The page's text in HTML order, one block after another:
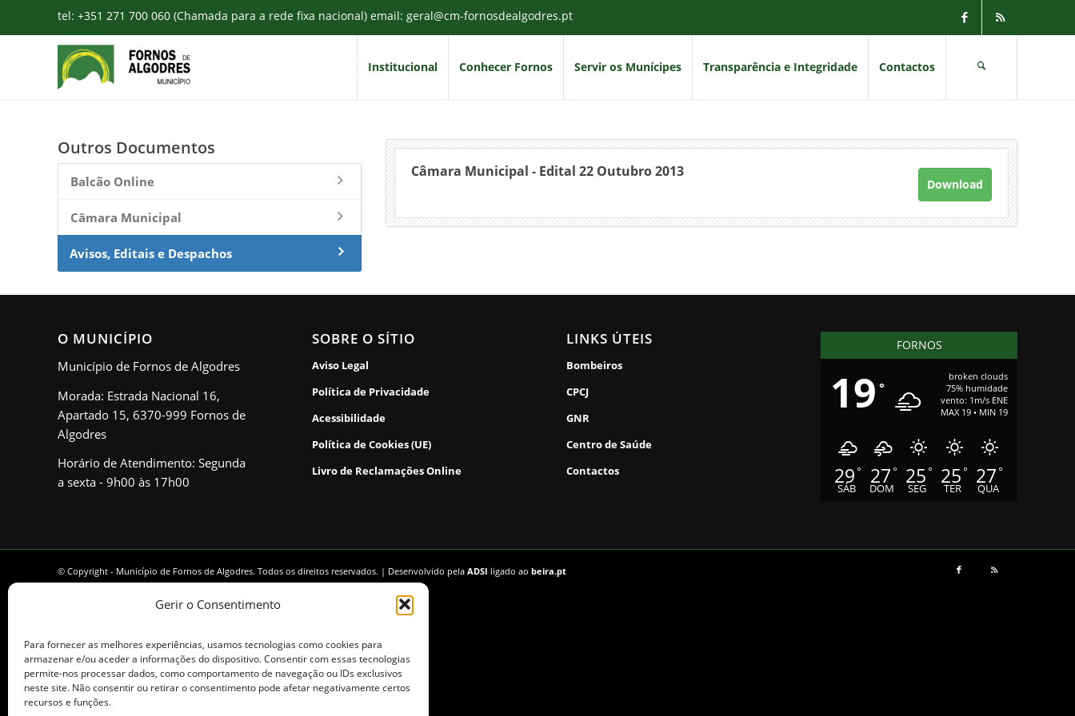
Gerir o Consentimento
Para fornecer as melhores experiências, usamos tecnologias como cookies para
armazenar e/ou aceder a informações do dispositivo. Consentir com essas tecnologias
permite-nos processar dados, como comportamento de navegação ou IDs exclusivos
neste site. Não consentir ou retirar o consentimento pode afetar negativamente certos
recursos e funções.
tel: +351 271 700 060 (Chamada para a rede fixa nacional) email: geral@cm-fornosdealgodres.pt
Institucional Conhecer Fornos Servir os Munícipes Transparência e Integridade Contactos
Outros Documentos
Balcão Online
Câmara Municipal
Avisos, Editais e Despachos
Câmara Municipal - Edital 22 Outubro 2013
Download
O MUNICÍPIO
Município de Fornos de Algodres
Morada: Estrada Nacional 16,
Apartado 15, 6370-999 Fornos de
Algodres
Horário de Atendimento: Segunda
a sexta - 9h00 às 17h00
SOBRE O SÍTIO
Aviso Legal
Política de Privacidade
Acessibilidade
Política de Cookies (UE)
Livro de Reclamações Online
LINKS ÚTEIS
Bombeiros
CPCJ
GNR
Centro de Saúde
Contactos
FORNOS
19 °
broken clouds
75% humidade
vento: 1m/s ENE
MAX 19 • MIN 19
29 °
SÁB
27 °
DOM
25 °
SEG
25 °
TER
27 °
QUA
© Copyright - Município de Fornos de Algodres. Todos os direitos reservados. | Desenvolvido pela ADSI ligado ao beira.pt